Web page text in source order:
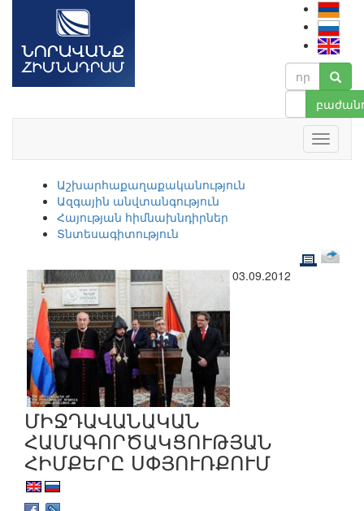
Աշխարհաքաղաքականություն
Ազգային անվտանգություն
Հայության հիմնախնդիրներ
Տնտեսագիտություն
03.09.2012
ՄԻՋԴԱՎԱՆԱԿԱՆ
ՀԱՄԱԳՈՐԾԱԿՑՈՒԹՅԱՆ
ՀԻՄՔԵՐԸ ՍՓՅՈՒՌՔՈՒՄ